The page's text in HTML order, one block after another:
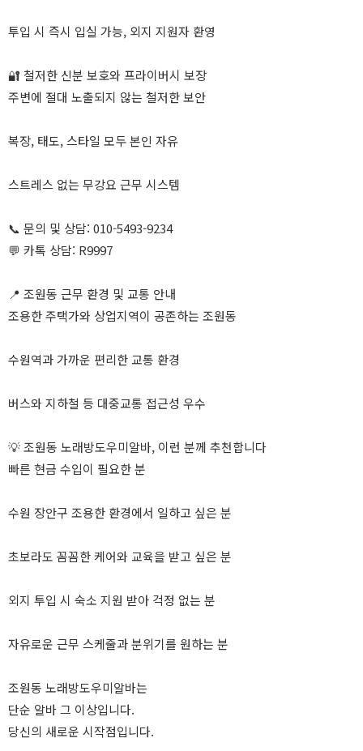
투입 시 즉시 입실 가능, 외지 지원자 환영
🔐 철저한 신분 보호와 프라이버시 보장
주변에 절대 노출되지 않는 철저한 보안
복장, 태도, 스타일 모두 본인 자유
스트레스 없는 무강요 근무 시스템
📞 문의 및 상담: 010-5493-9234
💬 카톡 상담: R9997
📍 조원동 근무 환경 및 교통 안내
조용한 주택가와 상업지역이 공존하는 조원동
수원역과 가까운 편리한 교통 환경
버스와 지하철 등 대중교통 접근성 우수
💡 조원동 노래방도우미알바, 이런 분께 추천합니다
빠른 현금 수입이 필요한 분
수원 장안구 조용한 환경에서 일하고 싶은 분
초보라도 꼼꼼한 케어와 교육을 받고 싶은 분
외지 투입 시 숙소 지원 받아 걱정 없는 분
자유로운 근무 스케줄과 분위기를 원하는 분
조원동 노래방도우미알바는
단순 알바 그 이상입니다.
당신의 새로운 시작점입니다.